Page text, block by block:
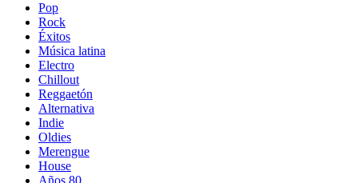
Pop
Rock
Éxitos
Música latina
Electro
Chillout
Reggaetón
Alternativa
Indie
Oldies
Merengue
House